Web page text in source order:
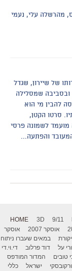
מהרשלה עלי, נעמי
של שיירון, שגדל
ובסביבה שמסלילה
להבין מי הוא
סרטו הקטן,
מועמד לשמונה פרסי
והפתעה...
HOME 3D 9/11
אוסקר 2007
אוסקר
במאים שעברו ניתוח
על דוד פרלוב
די.וי.די
טובים
המדור המודפס
ישראל כללי